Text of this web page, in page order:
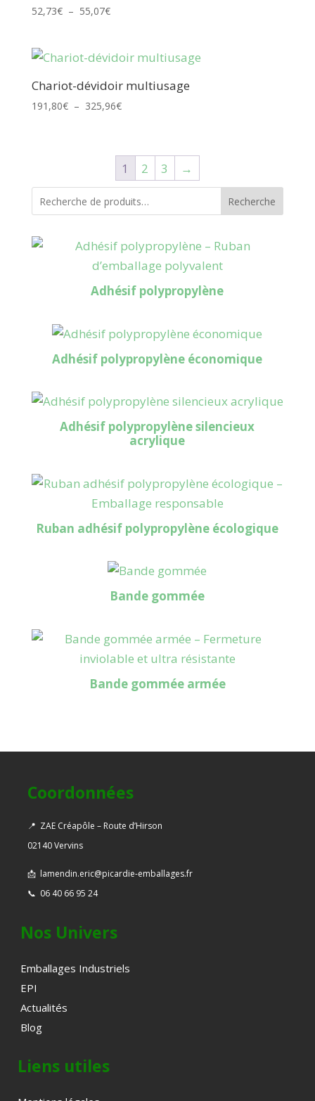
52,73€ – 55,07€Plage
52,73€
55,07€
Chariot-dévidoir multiusage
191,80€ – 325,96€Plage
191,80€
à
325,96€
1 2 3 →
Recherche
Adhésif polypropylène
Adhésif polypropylène économique
Adhésif polypropylène silencieux
acrylique
Ruban adhésif polypropylène écologique
Bande gommée
Bande gommée armée
Coordonnées
📍 ZAE Créapôle – Route d’Hirson
02140 Vervins
📩 lamendin.eric@picardie-emballages.fr
📞 06 40 66 95 24
Nos Univers
Emballages Industriels
EPI
Actualités
Blog
Liens utiles